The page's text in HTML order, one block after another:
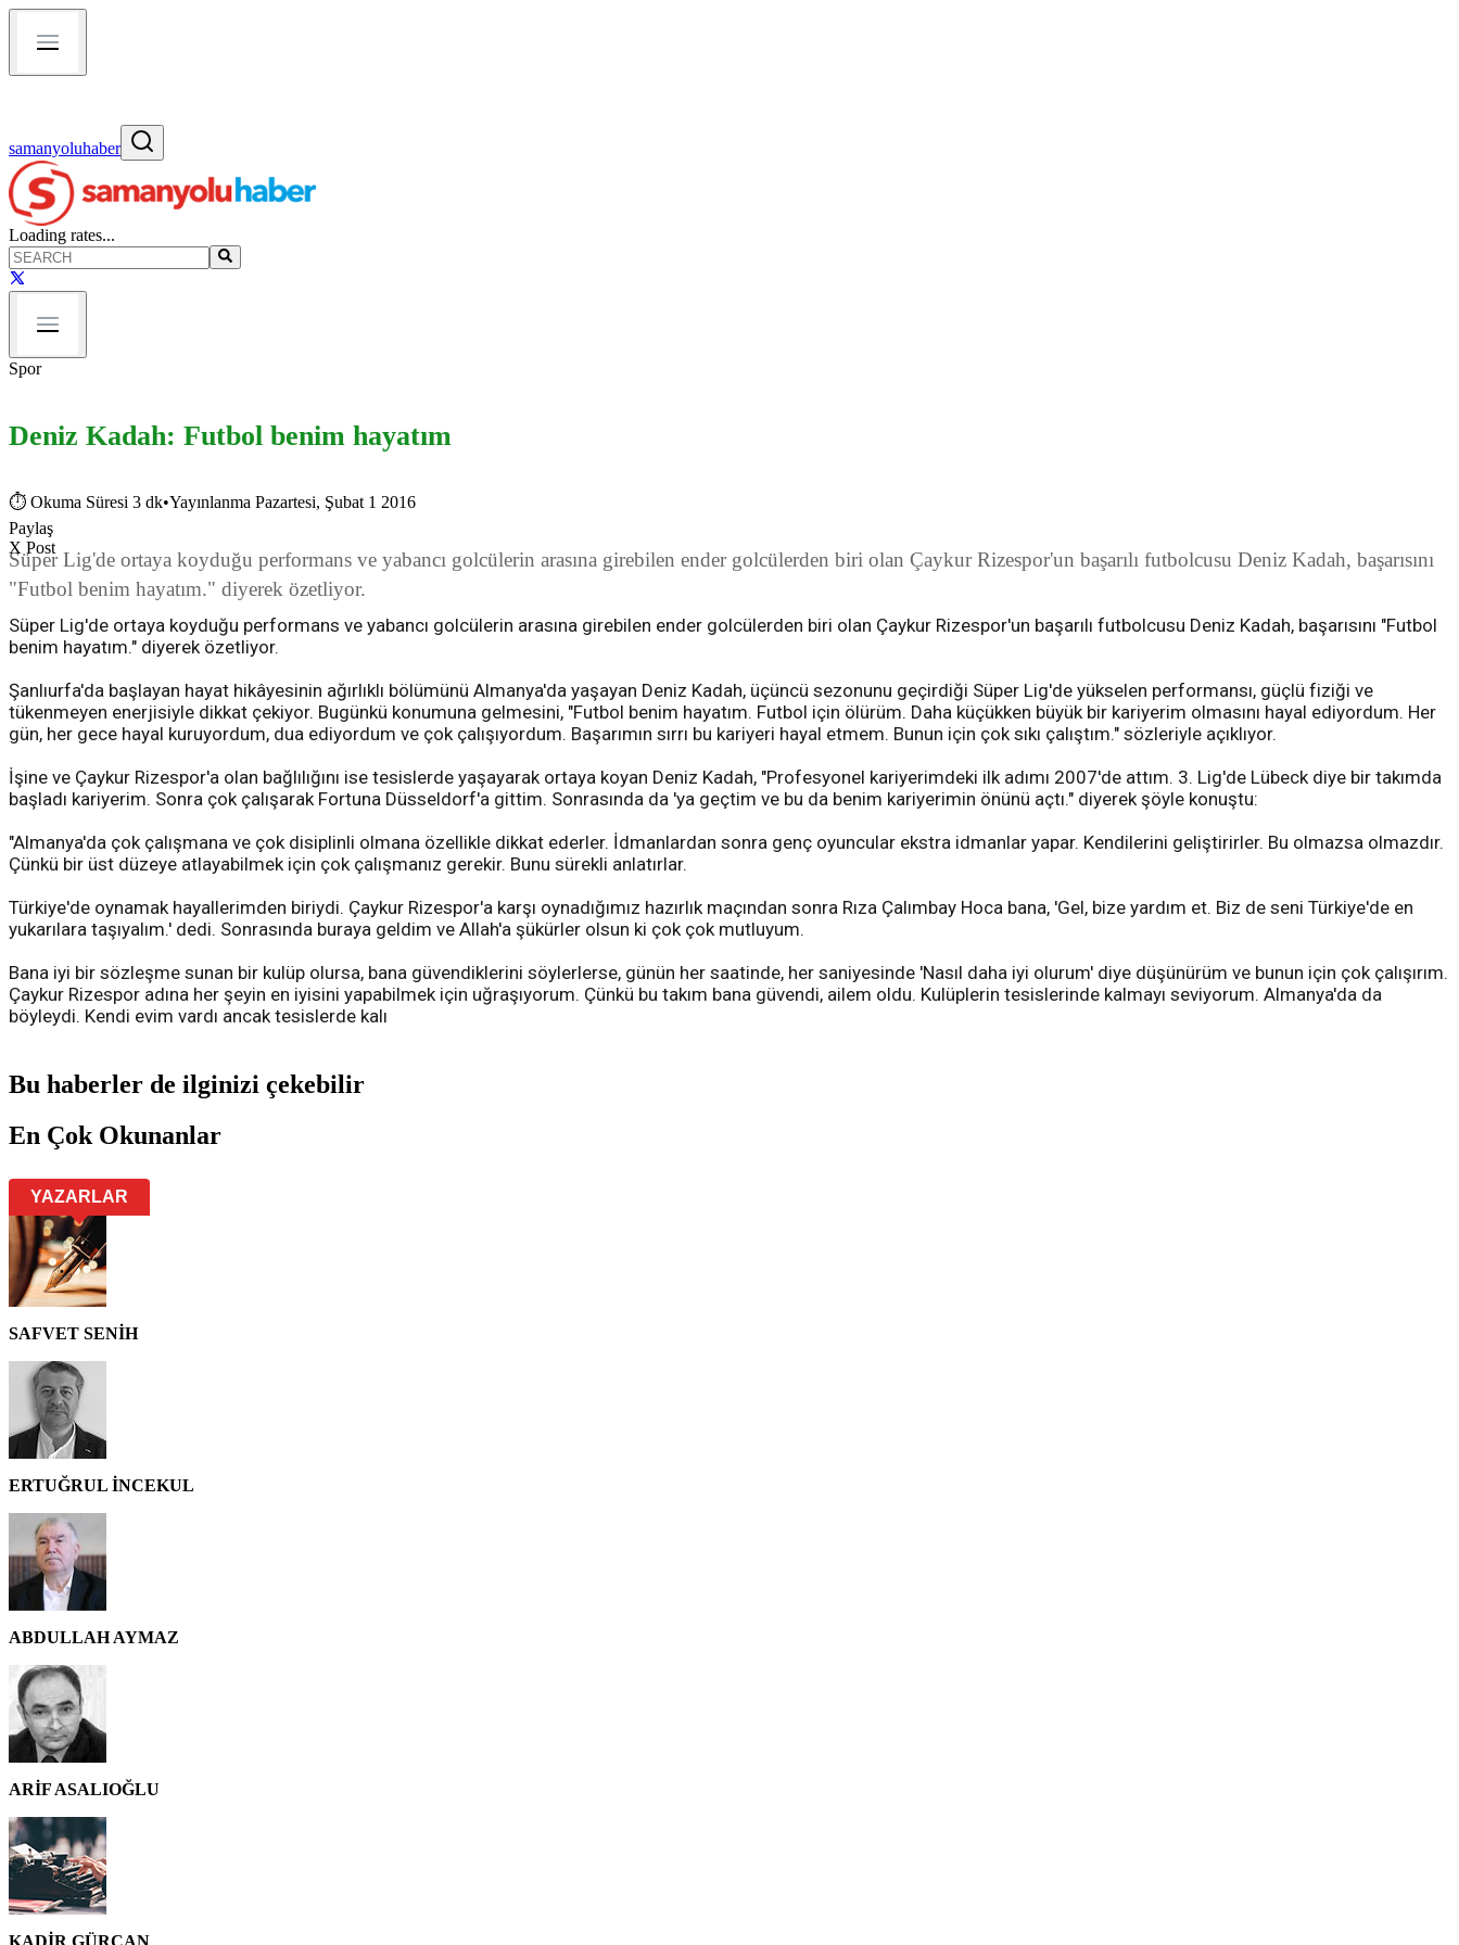
samanyoluhaber
Loading rates...
Spor
Deniz Kadah: Futbol benim hayatım
⏱ Okuma Süresi 3 dk•Yayınlanma Pazartesi, Şubat 1 2016
Paylaş
X Post
Süper Lig'de ortaya koyduğu performans ve yabancı golcülerin arasına girebilen ender golcülerden biri olan Çaykur Rizespor'un başarılı futbolcusu Deniz Kadah, başarısını
"Futbol benim hayatım." diyerek özetliyor.
Süper Lig'de ortaya koyduğu performans ve yabancı golcülerin arasına girebilen ender golcülerden biri olan Çaykur Rizespor'un başarılı futbolcusu Deniz Kadah, başarısını "Futbol
benim hayatım." diyerek özetliyor.
Şanlıurfa'da başlayan hayat hikâyesinin ağırlıklı bölümünü Almanya'da yaşayan Deniz Kadah, üçüncü sezonunu geçirdiği Süper Lig'de yükselen performansı, güçlü fiziği ve
tükenmeyen enerjisiyle dikkat çekiyor. Bugünkü konumuna gelmesini, "Futbol benim hayatım. Futbol için ölürüm. Daha küçükken büyük bir kariyerim olmasını hayal ediyordum. Her
gün, her gece hayal kuruyordum, dua ediyordum ve çok çalışıyordum. Başarımın sırrı bu kariyeri hayal etmem. Bunun için çok sıkı çalıştım." sözleriyle açıklıyor.
İşine ve Çaykur Rizespor'a olan bağlılığını ise tesislerde yaşayarak ortaya koyan Deniz Kadah, "Profesyonel kariyerimdeki ilk adımı 2007'de attım. 3. Lig'de Lübeck diye bir takımda
başladı kariyerim. Sonra çok çalışarak Fortuna Düsseldorf'a gittim. Sonrasında da 'ya geçtim ve bu da benim kariyerimin önünü açtı." diyerek şöyle konuştu:
"Almanya'da çok çalışmana ve çok disiplinli olmana özellikle dikkat ederler. İdmanlardan sonra genç oyuncular ekstra idmanlar yapar. Kendilerini geliştirirler. Bu olmazsa olmazdır.
Çünkü bir üst düzeye atlayabilmek için çok çalışmanız gerekir. Bunu sürekli anlatırlar.
Türkiye'de oynamak hayallerimden biriydi. Çaykur Rizespor'a karşı oynadığımız hazırlık maçından sonra Rıza Çalımbay Hoca bana, 'Gel, bize yardım et. Biz de seni Türkiye'de en
yukarılara taşıyalım.' dedi. Sonrasında buraya geldim ve Allah'a şükürler olsun ki çok çok mutluyum.
Bana iyi bir sözleşme sunan bir kulüp olursa, bana güvendiklerini söylerlerse, günün her saatinde, her saniyesinde 'Nasıl daha iyi olurum' diye düşünürüm ve bunun için çok çalışırım.
Çaykur Rizespor adına her şeyin en iyisini yapabilmek için uğraşıyorum. Çünkü bu takım bana güvendi, ailem oldu. Kulüplerin tesislerinde kalmayı seviyorum. Almanya'da da
böyleydi. Kendi evim vardı ancak tesislerde kalı
Bu haberler de ilginizi çekebilir
En Çok Okunanlar
YAZARLAR
SAFVET SENİH
ERTUĞRUL İNCEKUL
ABDULLAH AYMAZ
ARİF ASALIOĞLU
KADİR GÜRCAN